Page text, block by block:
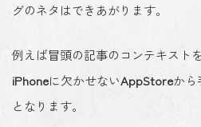
グのネタはできあがります。
例えば冒頭の記事のコンテキスト
iPhoneに欠かせないAppStoreから
となります。